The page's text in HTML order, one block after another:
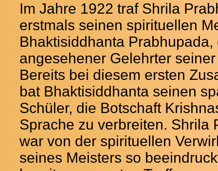
Im Jahre 1922 traf Shrila
erstmals seinen spirituellen
Bhaktisiddhanta Prabhupada,
angesehener Gelehrter
Bereits bei diesem ersten
bat Bhaktisiddhanta seinen
Schüler, die Botschaft
Sprache zu verbreiten. Shrila
war von der spirituellen
seines Meisters so